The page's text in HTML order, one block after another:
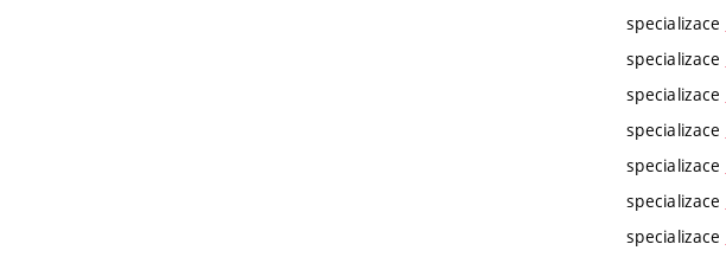
specializace
specializace
specializace
specializace
specializace
specializace
specializace